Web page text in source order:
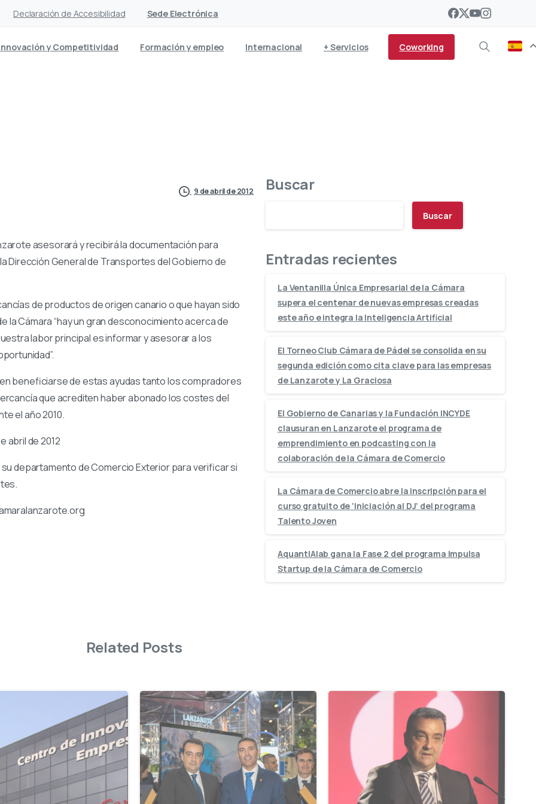
Declaración de Accesibilidad Sede Electrónica
y Competitividad Formación y empleo Internacional + Servicios Coworking
9 de abril de 2012
asesorará y recibirá la documentación para
Dirección General de Transportes del Gobierno de
de productos de origen canario o que hayan sido
la Cámara “hay un gran desconocimiento acerca de
labor principal es informar y asesorar a los
beneficiarse de estas ayudas tanto los compradores
que acrediten haber abonado los costes del
el año 2010.
abril de 2012
departamento de Comercio Exterior para verificar si
Buscar
Buscar
Entradas recientes
La Ventanilla Única Empresarial de la Cámara
supera el centenar de nuevas empresas creadas
este año e integra la Inteligencia Artificial
El Torneo Club Cámara de Pádel se consolida en su
segunda edición como cita clave para las empresas
de Lanzarote y La Graciosa
El Gobierno de Canarias y la Fundación INCYDE
clausuran en Lanzarote el programa de
emprendimiento en podcasting con la
colaboración de la Cámara de Comercio
La Cámara de Comercio abre la inscripción para el
curso gratuito de ‘Iniciación al DJ’ del programa
Talento Joven
AquantIAlab gana la Fase 2 del programa Impulsa
Startup de la Cámara de Comercio
Related Posts
- -